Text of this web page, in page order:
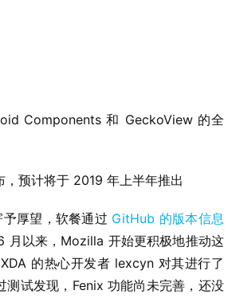
Components 和 GeckoView 的全
，预计将于 2019 年上半年推出
厚望，软餐通过 GitHub 的版本信息
月以来，Mozilla 开始更积极地推动这
的热心开发者 lexcyn 对其进行了
测试发现，Fenix 功能尚未完善，还没